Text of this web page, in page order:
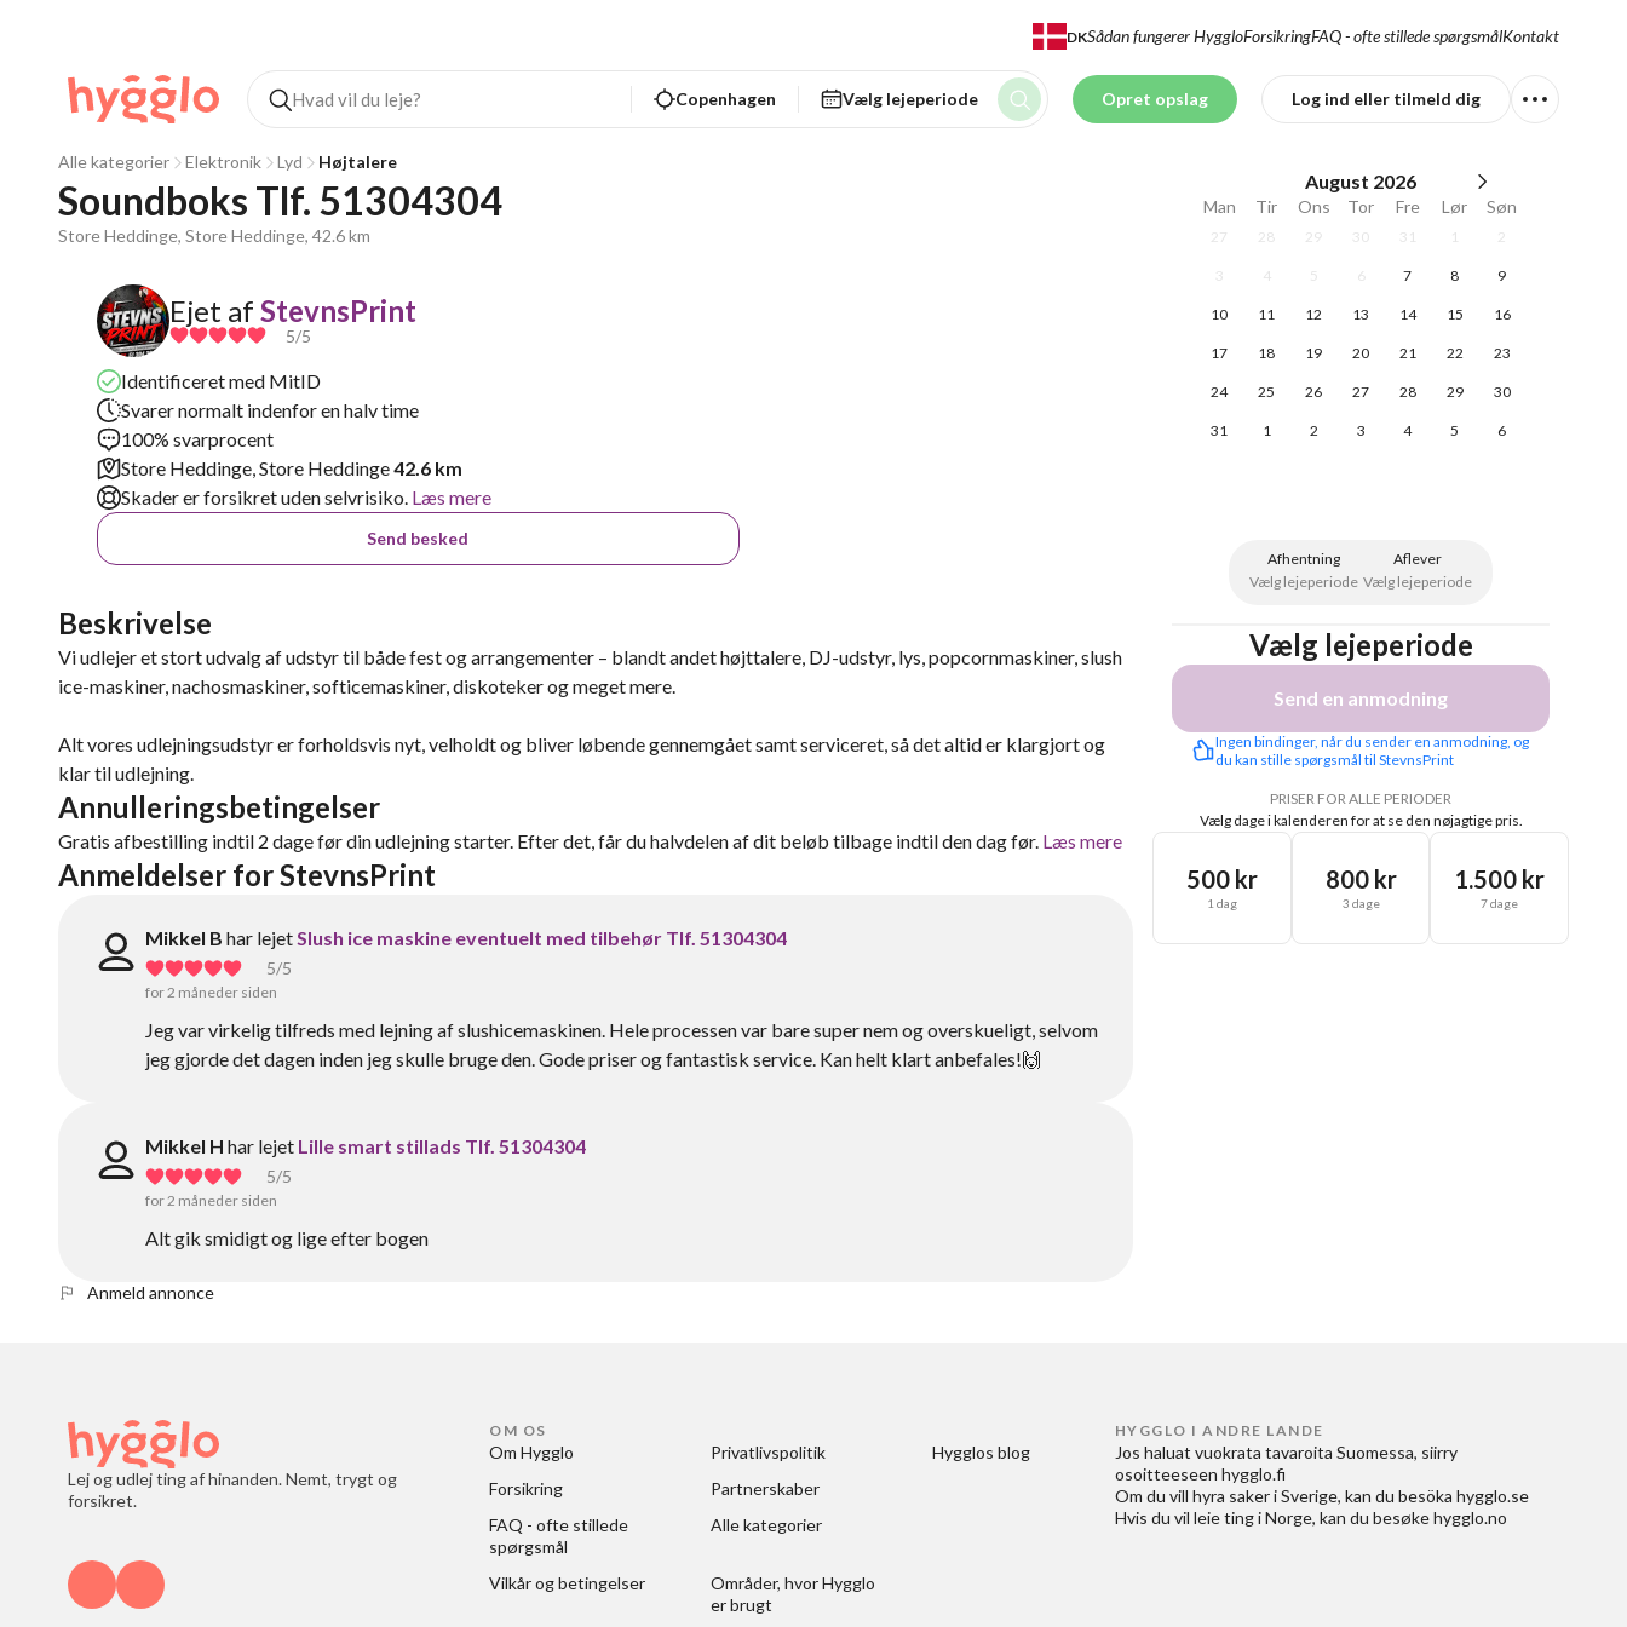
DKSådan fungerer HyggloForsikringFAQ - ofte stillede spørgsmålKontakt
Copenhagen Vælg lejeperiode Opret opslag Log ind eller tilmeld dig
Alle kategorier Elektronik Lyd Højtalere
Soundboks Tlf. 51304304
Store Heddinge, Store Heddinge, 42.6 km
Ejet af StevnsPrint
5/5
Identificeret med MitID
Svarer normalt indenfor en halv time
100% svarprocent
Store Heddinge, Store Heddinge42.6 km
Skader er forsikret uden selvrisiko. Læs mere
Send besked
Beskrivelse
Vi udlejer et stort udvalg af udstyr til både fest og arrangementer – blandt andet højttalere, DJ-udstyr, lys, popcornmaskiner, slush
ice-maskiner, nachosmaskiner, softicemaskiner, diskoteker og meget mere.
Alt vores udlejningsudstyr er forholdsvis nyt, velholdt og bliver løbende gennemgået samt serviceret, så det altid er klargjort og
klar til udlejning.
Annulleringsbetingelser
Gratis afbestilling indtil 2 dage før din udlejning starter. Efter det, får du halvdelen af dit beløb tilbage indtil den dag før. Læs mere
Anmeldelser for StevnsPrint
Mikkel B har lejetSlush ice maskine eventuelt med tilbehør Tlf. 51304304
5/5
for 2 måneder siden
Jeg var virkelig tilfreds med lejning af slushicemaskinen. Hele processen var bare super nem og overskueligt, selvom
jeg gjorde det dagen inden jeg skulle bruge den. Gode priser og fantastisk service. Kan helt klart anbefales!🙌
Mikkel H har lejet Lille smart stillads Tlf. 51304304
5/5
for 2 måneder siden
Alt gik smidigt og lige efter bogen
August 2026
Man Tir Ons Tor Fre Lør Søn
27 28 29 30 31 1 2
3 4 5 6 7 8 9
10 11 12 13 14 15 16
17 18 19 20 21 22 23
24 25 26 27 28 29 30
31 1 2 3 4 5 6
Afhentning
Vælg lejeperiode
Aflever
Vælg lejeperiode
Vælg lejeperiode
Send en anmodning
Ingen bindinger, når du sender en anmodning, og
du kan stille spørgsmål til StevnsPrint
PRISER FOR ALLE PERIODER
Vælg dage i kalenderen for at se den nøjagtige pris.
500 kr
1 dag
800 kr
3 dage
1.500 kr
7 dage
Anmeld annonce
Lej og udlej ting af hinanden. Nemt, trygt og
forsikret.
OM OS
Om Hygglo
Forsikring
FAQ - ofte stillede
spørgsmål
Vilkår og betingelser
Privatlivspolitik
Partnerskaber
Alle kategorier
Områder, hvor Hygglo
er brugt
Hygglos blog
HYGGLO I ANDRE LANDE
Jos haluat vuokrata tavaroita Suomessa, siirry
osoitteeseen hygglo.fi
Om du vill hyra saker i Sverige, kan du besöka hygglo.se
Hvis du vil leie ting i Norge, kan du besøke hygglo.no